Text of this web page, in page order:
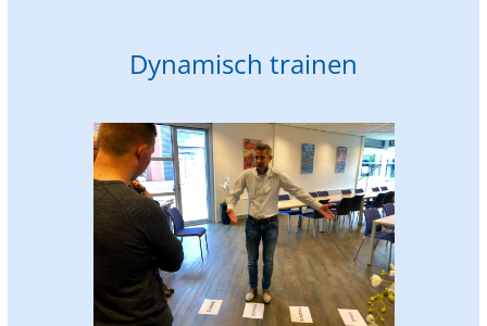
Dynamisch trainen